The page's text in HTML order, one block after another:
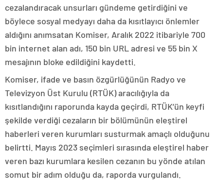
cezalandıracak unsurları gündeme getirdiğini ve
böylece sosyal medyayı daha da kısıtlayıcı önlemler
aldığını anımsatan Komiser, Aralık 2022 itibariyle 700
bin internet alan adı, 150 bin URL adresi ve 55 bin X
mesajının bloke edildiğini kaydetti.
Komiser, ifade ve basın özgürlüğünün Radyo ve
Televizyon Üst Kurulu (RTÜK) aracılığıyla da
kısıtlandığını raporunda kayda geçirdi, RTÜK’ün keyfi
şekilde verdiği cezaların bir bölümünün eleştirel
haberleri veren kurumları susturmak amaçlı olduğunu
belirtti. Mayıs 2023 seçimleri sırasında eleştirel haber
veren bazı kurumlara kesilen cezanın bu yönde atılan
somut bir adım olduğu da, raporda vurgulandı.